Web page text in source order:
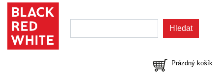
Prázdný košík